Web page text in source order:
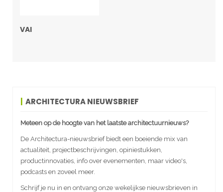
VAI
ARCHITECTURA NIEUWSBRIEF
Meteen op de hoogte van het laatste architectuurnieuws?
De Architectura-nieuwsbrief biedt een boeiende mix van
actualiteit, projectbeschrijvingen, opiniestukken,
productinnovaties, info over evenementen, maar video's,
podcasts en zoveel meer.
Schrijf je nu in en ontvang onze wekelijkse nieuwsbrieven in